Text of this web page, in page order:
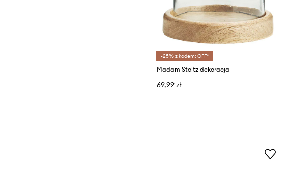
-25% z kodem: OFF*
Madam Stoltz dekoracja
69,99 zł